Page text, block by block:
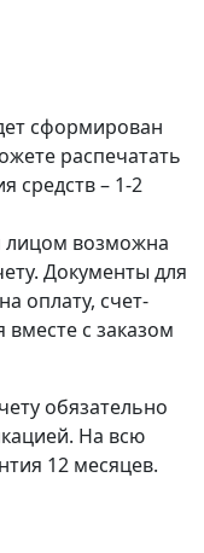
сформирован
распечатать
средств – 1-2
лицом возможна
Документы для
оплату, счет-
с заказом
обязательно
На всю
12 месяцев.